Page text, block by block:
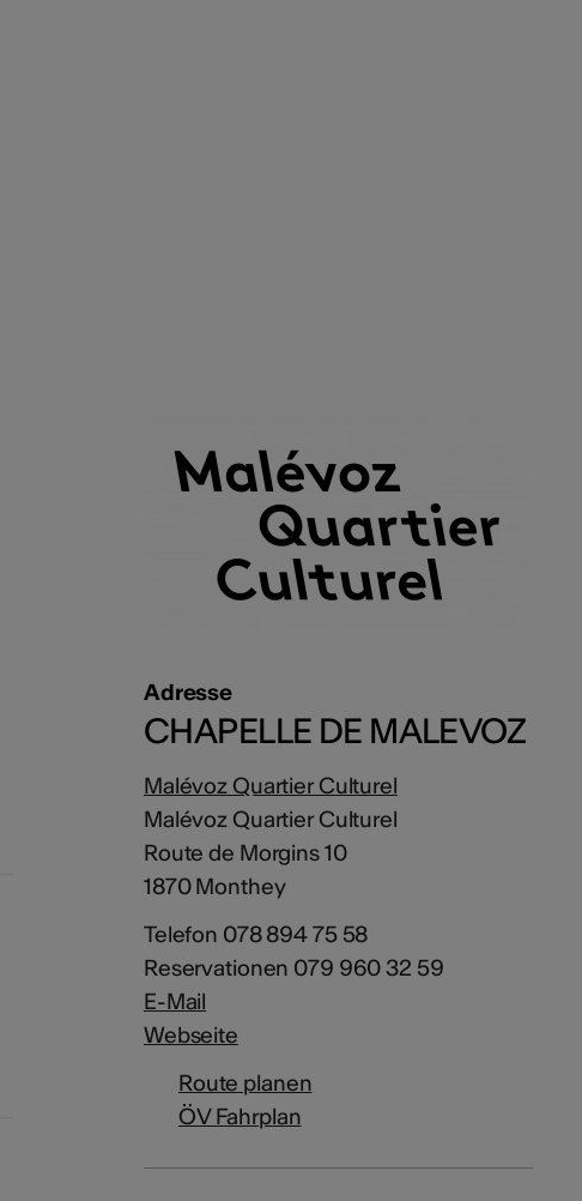
Adresse
CHAPELLE DE MALEVOZ
Malévoz Quartier Culturel
Malévoz Quartier Culturel
Route de Morgins 10
1870 Monthey
Telefon 078 894 75 58
Reservationen 079 960 32 59
E-Mail
Webseite
Route planen
ÖV Fahrplan